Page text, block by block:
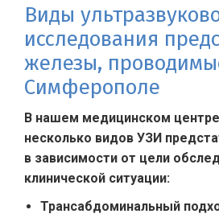
Виды
исследования
железы,
Симферополе
В нашем медицинском
несколько видов УЗИ
в зависимости от цели
клинической ситуации:
Трансабдоминальный